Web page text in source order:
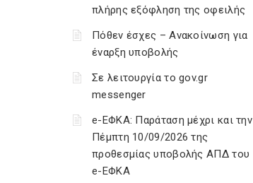
πλήρης εξόφληση της οφειλής
Πόθεν έσχες – Ανακοίνωση για
έναρξη υποβολής
Σε λειτουργία το gov.gr
messenger
e-ΕΦΚΑ: Παράταση μέχρι και την
Πέμπτη 10/09/2026 της
προθεσμίας υποβολής ΑΠΔ του
e-ΕΦΚΑ